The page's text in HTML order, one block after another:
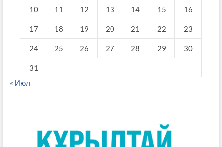
10 11 12 13 14 15 16
17 18 19 20 21 22 23
24 25 26 27 28 29 30
31
« Июл